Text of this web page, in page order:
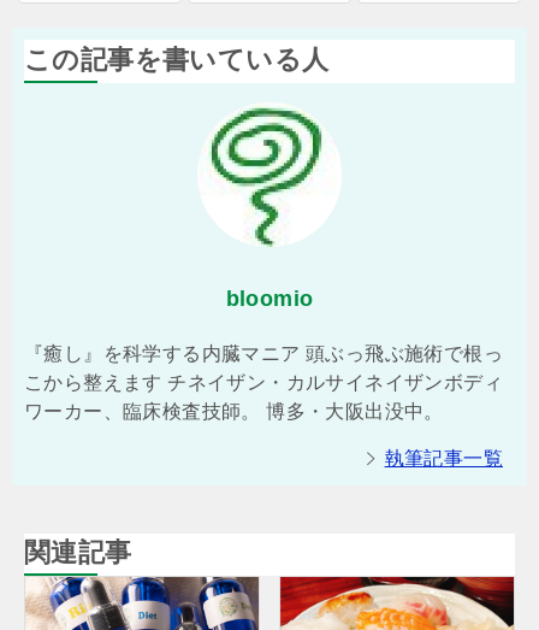
この記事を書いている人
bloomio
『癒し』を科学する内臓マニア 頭ぶっ飛ぶ施術で根っ
こから整えます チネイザン・カルサイネイザンボディ
ワーカー、臨床検査技師。 博多・大阪出没中。
執筆記事一覧
関連記事